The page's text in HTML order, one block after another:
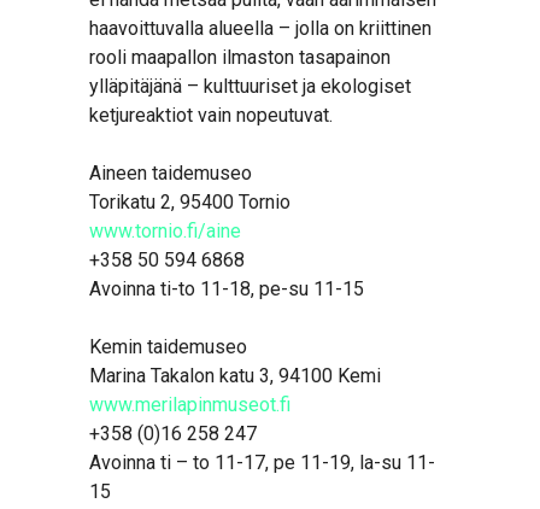
haavoittuvalla alueella – jolla on kriittinen
rooli maapallon ilmaston tasapainon
ylläpitäjänä – kulttuuriset ja ekologiset
ketjureaktiot vain nopeutuvat.
Aineen taidemuseo
Torikatu 2, 95400 Tornio
www.tornio.fi/aine
+358 50 594 6868
Avoinna ti-to 11-18, pe-su 11-15
Kemin taidemuseo
Marina Takalon katu 3, 94100 Kemi
www.merilapinmuseot.fi
+358 (0)16 258 247
Avoinna ti – to 11-17, pe 11-19, la-su 11-
15